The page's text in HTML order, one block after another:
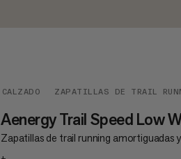
CALZADO ZAPATILLAS DE TRAIL
Aenergy Trail Speed Low
Zapatillas de trail running amortiguadas